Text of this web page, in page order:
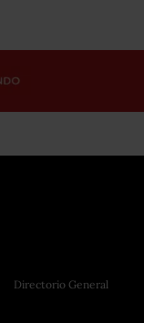
Directorio General